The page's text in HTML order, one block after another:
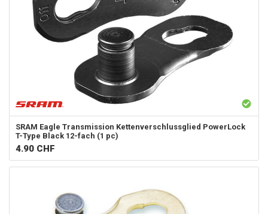
SRAM Eagle Transmission Kettenverschlussglied PowerLock
T-Type Black 12-fach (1 pc)
4.90 CHF